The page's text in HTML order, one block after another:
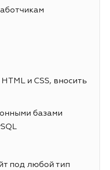
и CSS, вносить
базами
под любой тип